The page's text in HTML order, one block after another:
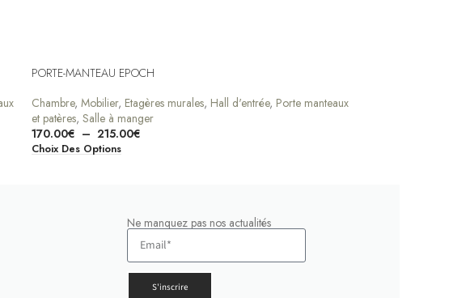
PORTE-MANTEAU EPOCH
Chambre, Mobilier, Etagères murales, Hall d'entrée, Porte manteaux
et patères, Salle à manger
170.00€ – 215.00€
Choix Des Options
Ne manquez pas nos actualités
S'inscrire